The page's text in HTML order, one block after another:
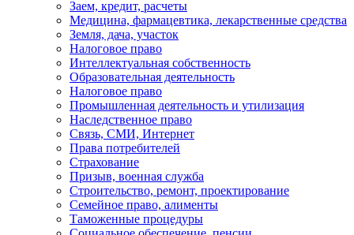
Заем, кредит, расчеты
Медицина, фармацевтика, лекарственные средства
Земля, дача, участок
Налоговое право
Интеллектуальная собственность
Образовательная деятельность
Налоговое право
Промышленная деятельность и утилизация
Наследственное право
Связь, СМИ, Интернет
Права потребителей
Страхование
Призыв, военная служба
Строительство, ремонт, проектирование
Семейное право, алименты
Таможенные процедуры